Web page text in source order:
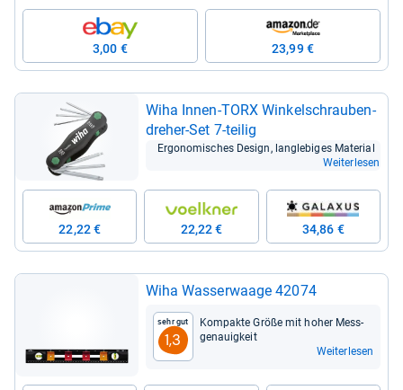
3,00 € 23,99 €
Wiha Innen-​TORX Win­kel­schrau­ben­
dre­her-​Set 7-​tei­lig
Ergo­no­mi­sches Design, lang­le­bi­ges Mate­rial
Weiterlesen
22,22 € 22,22 € 34,86 €
Wiha Was­ser­waage 42074
Sehr gut
1,3
Kom­pakte Größe mit hoher Mess­
ge­nau­ig­keit
Weiterlesen